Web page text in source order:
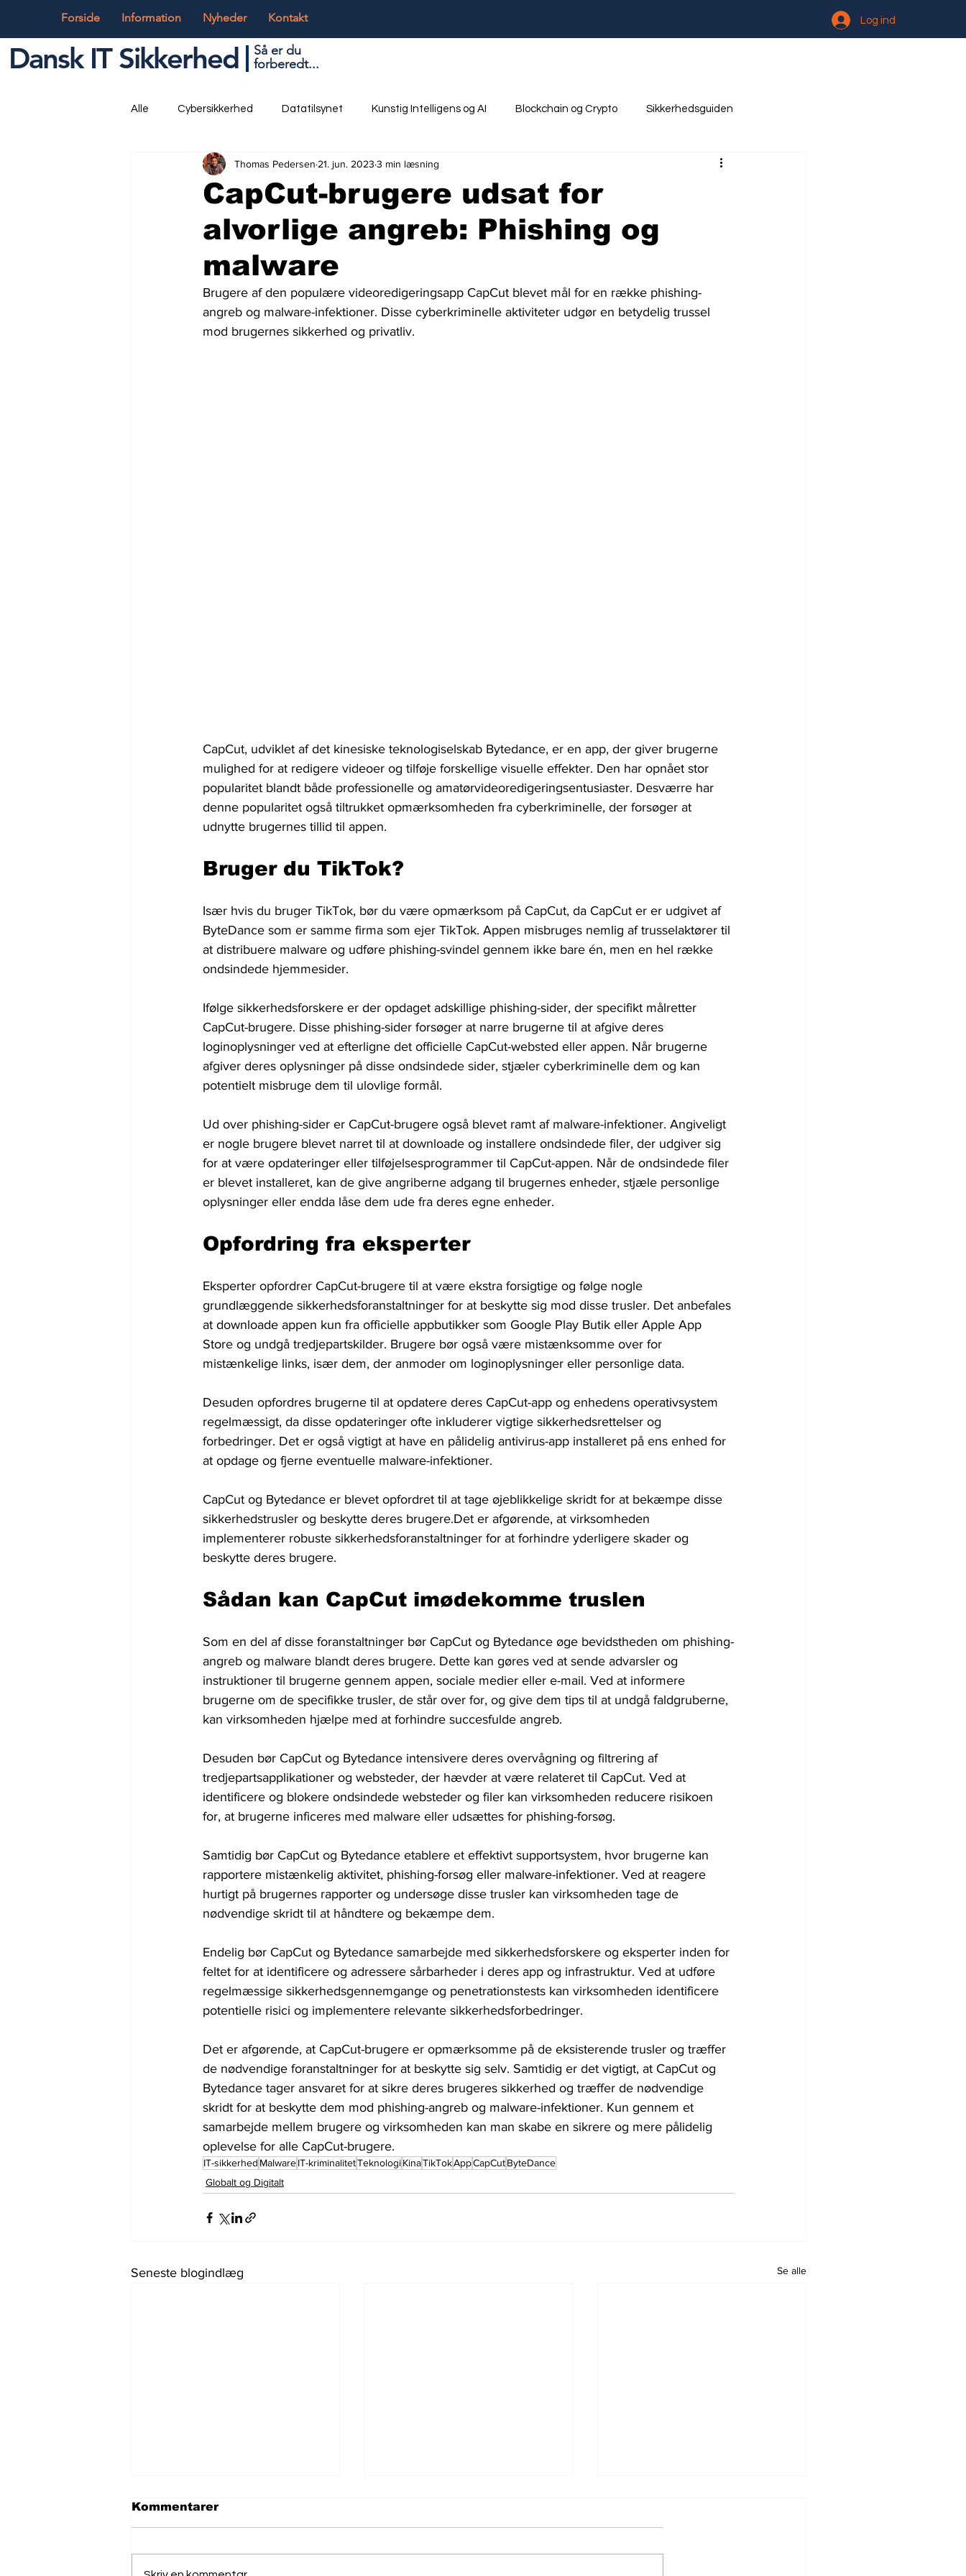
Forside Information Nyheder Kontakt Log ind
Dansk IT Sikkerhed
Så er du
forberedt...
Alle Cybersikkerhed Datatilsynet Kunstig Intelligens og AI Blockchain og Crypto Sikkerhedsguiden
Globalt og Digitalt IT og Teknik Ungdom og Uddannelse
CapCut-brugere udsat for
alvorlige angreb: Phishing og
malware
Thomas Pedersen 21. jun. 2023 3 min læsning
Brugere af den populære videoredigeringsapp CapCut blevet mål for en række phishing-
angreb og malware-infektioner. Disse cyberkriminelle aktiviteter udgør en betydelig trussel
mod brugernes sikkerhed og privatliv.
CapCut, udviklet af det kinesiske teknologiselskab Bytedance, er en app, der giver brugerne
mulighed for at redigere videoer og tilføje forskellige visuelle effekter. Den har opnået stor
popularitet blandt både professionelle og amatørvideoredigeringsentusiaster. Desværre har
denne popularitet også tiltrukket opmærksomheden fra cyberkriminelle, der forsøger at
udnytte brugernes tillid til appen.
Bruger du TikTok?
Især hvis du bruger TikTok, bør du være opmærksom på CapCut, da CapCut er er udgivet af
ByteDance som er samme firma som ejer TikTok. Appen misbruges nemlig af trusselaktører til
at distribuere malware og udføre phishing-svindel gennem ikke bare én, men en hel række
ondsindede hjemmesider.
Ifølge sikkerhedsforskere er der opdaget adskillige phishing-sider, der specifikt målretter
CapCut-brugere. Disse phishing-sider forsøger at narre brugerne til at afgive deres
loginoplysninger ved at efterligne det officielle CapCut-websted eller appen. Når brugerne
afgiver deres oplysninger på disse ondsindede sider, stjæler cyberkriminelle dem og kan
potentielt misbruge dem til ulovlige formål.
Ud over phishing-sider er CapCut-brugere også blevet ramt af malware-infektioner. Angiveligt
er nogle brugere blevet narret til at downloade og installere ondsindede filer, der udgiver sig
for at være opdateringer eller tilføjelsesprogrammer til CapCut-appen. Når de ondsindede filer
er blevet installeret, kan de give angriberne adgang til brugernes enheder, stjæle personlige
oplysninger eller endda låse dem ude fra deres egne enheder.
Opfordring fra eksperter
Eksperter opfordrer CapCut-brugere til at være ekstra forsigtige og følge nogle
grundlæggende sikkerhedsforanstaltninger for at beskytte sig mod disse trusler. Det anbefales
at downloade appen kun fra officielle appbutikker som Google Play Butik eller Apple App
Store og undgå tredjepartskilder. Brugere bør også være mistænksomme over for
mistænkelige links, især dem, der anmoder om loginoplysninger eller personlige data.
Desuden opfordres brugerne til at opdatere deres CapCut-app og enhedens operativsystem
regelmæssigt, da disse opdateringer ofte inkluderer vigtige sikkerhedsrettelser og
forbedringer. Det er også vigtigt at have en pålidelig antivirus-app installeret på ens enhed for
at opdage og fjerne eventuelle malware-infektioner.
CapCut og Bytedance er blevet opfordret til at tage øjeblikkelige skridt for at bekæmpe disse
sikkerhedstrusler og beskytte deres brugere.Det er afgørende, at virksomheden
implementerer robuste sikkerhedsforanstaltninger for at forhindre yderligere skader og
beskytte deres brugere.
Sådan kan CapCut imødekomme truslen
Som en del af disse foranstaltninger bør CapCut og Bytedance øge bevidstheden om phishing-
angreb og malware blandt deres brugere. Dette kan gøres ved at sende advarsler og
instruktioner til brugerne gennem appen, sociale medier eller e-mail. Ved at informere
brugerne om de specifikke trusler, de står over for, og give dem tips til at undgå faldgruberne,
kan virksomheden hjælpe med at forhindre succesfulde angreb.
Desuden bør CapCut og Bytedance intensivere deres overvågning og filtrering af
tredjepartsapplikationer og websteder, der hævder at være relateret til CapCut. Ved at
identificere og blokere ondsindede websteder og filer kan virksomheden reducere risikoen
for, at brugerne inficeres med malware eller udsættes for phishing-forsøg.
Samtidig bør CapCut og Bytedance etablere et effektivt supportsystem, hvor brugerne kan
rapportere mistænkelig aktivitet, phishing-forsøg eller malware-infektioner. Ved at reagere
hurtigt på brugernes rapporter og undersøge disse trusler kan virksomheden tage de
nødvendige skridt til at håndtere og bekæmpe dem.
Endelig bør CapCut og Bytedance samarbejde med sikkerhedsforskere og eksperter inden for
feltet for at identificere og adressere sårbarheder i deres app og infrastruktur. Ved at udføre
regelmæssige sikkerhedsgennemgange og penetrationstests kan virksomheden identificere
potentielle risici og implementere relevante sikkerhedsforbedringer.
Det er afgørende, at CapCut-brugere er opmærksomme på de eksisterende trusler og træffer
de nødvendige foranstaltninger for at beskytte sig selv. Samtidig er det vigtigt, at CapCut og
Bytedance tager ansvaret for at sikre deres brugeres sikkerhed og træffer de nødvendige
skridt for at beskytte dem mod phishing-angreb og malware-infektioner. Kun gennem et
samarbejde mellem brugere og virksomheden kan man skabe en sikrere og mere pålidelig
oplevelse for alle CapCut-brugere.
IT-sikkerhed MalwareIT-kriminalitetTeknologiKinaTikTokAppCapCutByteDance
Globalt og Digitalt
Seneste blogindlæg Se alle
Kommentarer